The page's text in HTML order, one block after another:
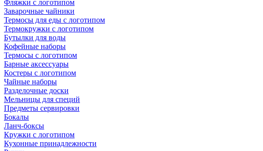
Фляжки с логотипом
Заварочные чайники
Термосы для еды с логотипом
Термокружки с логотипом
Бутылки для воды
Кофейные наборы
Термосы с логотипом
Барные аксессуары
Костеры с логотипом
Чайные наборы
Разделочные доски
Мельницы для специй
Предметы сервировки
Бокалы
Ланч-боксы
Кружки с логотипом
Кухонные принадлежности